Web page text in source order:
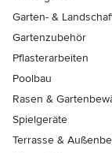
Garten- &
Gartenzubehör
Pflasterarbeiten
Poolbau
Rasen &
Spielgeräte
Terrasse &